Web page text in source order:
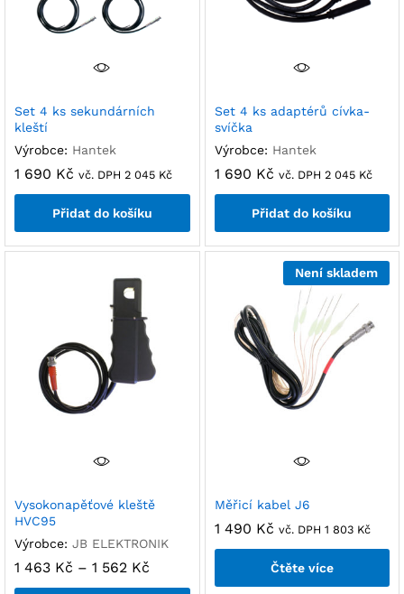
Set 4 ks sekundárních
kleští
Výrobce: Hantek
1 690 Kč vč. DPH 2 045 Kč
Přidat do košíku
Set 4 ks adaptérů cívka-
svíčka
Výrobce: Hantek
1 690 Kč vč. DPH 2 045 Kč
Přidat do košíku
Vysokonapěťové kleště
HVC95
Výrobce: JB ELEKTRONIK
1 463 Kč – 1 562 Kč
Není skladem
Měřicí kabel J6
1 490 Kč vč. DPH 1 803 Kč
Čtěte více